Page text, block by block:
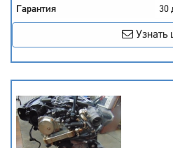
Гарантия
30
Узнать